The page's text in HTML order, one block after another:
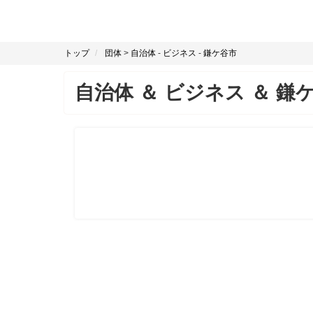
トップ 団体 > 自治体 - ビジネス - 鎌ケ谷市
自治体＆ ビジネス ＆ 鎌